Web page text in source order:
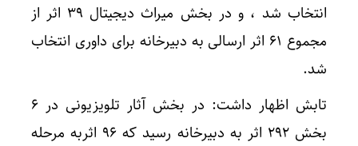
انتخاب شد ، و در بخش میراث دیجیتال ٣٩ اثر از
مجموع ۶١ اثر ارسالی به دبیرخانه برای داوری انتخاب
شد.
تابش اظهار داشت: در بخش آثار تلویزیونی در ۶
بخش ٢٩٢ اثر به دبیرخانه رسید که ٩۶ اثربه مرحله